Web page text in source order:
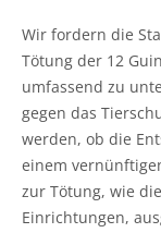
Wir fordern die
Tötung der 12
umfassend zu
gegen das
werden, ob die
einem
zur Tötung, wie
Einrichtungen,